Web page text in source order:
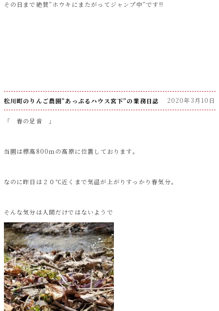
その日まで絶賛”ホウキにまたがってジャンプ中”です!!
松川町のりんご農園”あっぷるハウス宮下”の業務日誌 2020年3月10日
「 春の足音 」
当園は標高800ｍの高原に位置しております。
なのに昨日は２０℃近くまで気温が上がりすっかり春気分。
そんな気分は人間だけではないようで